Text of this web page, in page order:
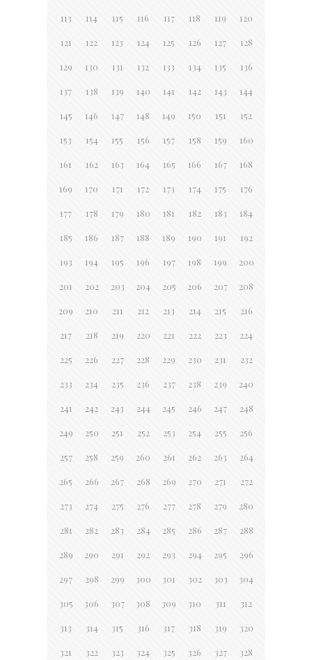
113 114 115 116 117 118 119 120
121 122 123 124 125 126 127 128
129 130 131 132 133 134 135 136
137 138 139 140 141 142 143 144
145 146 147 148 149 150 151 152
153 154 155 156 157 158 159 160
161 162 163 164 165 166 167 168
169 170 171 172 173 174 175 176
177 178 179 180 181 182 183 184
185 186 187 188 189 190 191 192
193 194 195 196 197 198 199 200
201 202 203 204 205 206 207 208
209 210 211 212 213 214 215 216
217 218 219 220 221 222 223 224
225 226 227 228 229 230 231 232
233 234 235 236 237 238 239 240
241 242 243 244 245 246 247 248
249 250 251 252 253 254 255 256
257 258 259 260 261 262 263 264
265 266 267 268 269 270 271 272
273 274 275 276 277 278 279 280
281 282 283 284 285 286 287 288
289 290 291 292 293 294 295 296
297 298 299 300 301 302 303 304
305 306 307 308 309 310 311 312
313 314 315 316 317 318 319 320
321 322 323 324 325 326 327 328